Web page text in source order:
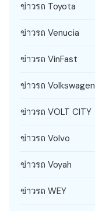
ข่าวรถ Toyota
ข่าวรถ Venucia
ข่าวรถ VinFast
ข่าวรถ Volkswagen
ข่าวรถ VOLT CITY
ข่าวรถ Volvo
ข่าวรถ Voyah
ข่าวรถ WEY